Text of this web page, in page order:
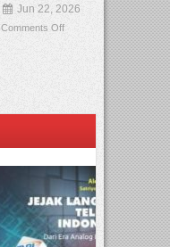
Jun 22, 2026
Comments Off